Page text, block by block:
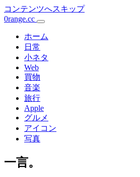
コンテンツへスキップ
メ
ン
0range.cc
ホーム
日常
小ネタ
Web
買物
音楽
旅行
Apple
グルメ
アイコン
写真
一言。